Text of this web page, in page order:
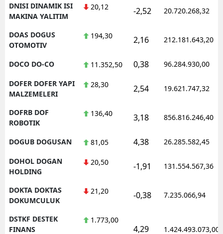
DNISI DINAMIK ISI
MAKINA YALITIM
20,12 -2,52 20.720.268,32
DOAS DOGUS
OTOMOTIV
194,30 2,16 212.181.643,20
DOCO DO-CO 11.352,50 0,38 96.284.930,00
DOFER DOFER YAPI
MALZEMELERI
28,30 2,54 19.621.747,32
DOFRB DOF
ROBOTIK
136,40 3,18 856.816.246,40
DOGUB DOGUSAN 81,05 4,38 26.285.582,45
DOHOL DOGAN
HOLDING
20,50 -1,91 131.554.567,36
DOKTA DOKTAS
DOKUMCULUK
21,20 -0,38 7.235.066,94
DSTKF DESTEK
FINANS
1.773,00
4,29 1.424.493.073,00